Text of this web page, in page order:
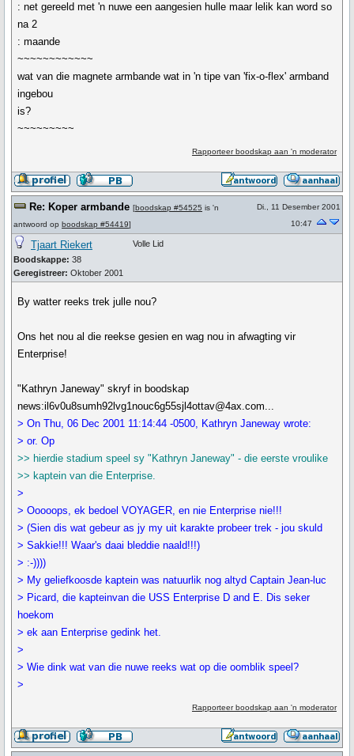
: net gereeld met 'n nuwe een aangesien hulle maar lelik kan word so
na 2
: maande
~~~~~~~~~~~~
wat van die magnete armbande wat in 'n tipe van 'fix-o-flex' armband
ingebou
is?
~~~~~~~~~
Rapporteer boodskap aan 'n moderator
Re: Koper armbande [boodskap #54525 is 'n
antwoord op boodskap #54419]
Di., 11 Desember 2001
10:47
Tjaart Riekert
Boodskappe: 38
Geregistreer: Oktober 2001
Volle Lid
By watter reeks trek julle nou?
Ons het nou al die reekse gesien en wag nou in afwagting vir
Enterprise!
"Kathryn Janeway" skryf in boodskap
news:il6v0u8sumh92lvg1nouc6g55sjl4ottav@4ax.com...
> On Thu, 06 Dec 2001 11:14:44 -0500, Kathryn Janeway wrote:
> or. Op
>> hierdie stadium speel sy "Kathryn Janeway" - die eerste vroulike
>> kaptein van die Enterprise.
>
> Ooooops, ek bedoel VOYAGER, en nie Enterprise nie!!!
> (Sien dis wat gebeur as jy my uit karakte probeer trek - jou skuld
> Sakkie!!! Waar's daai bleddie naald!!!)
> :-))))
> My geliefkoosde kaptein was natuurlik nog altyd Captain Jean-luc
> Picard, die kapteinvan die USS Enterprise D and E. Dis seker
hoekom
> ek aan Enterprise gedink het.
>
> Wie dink wat van die nuwe reeks wat op die oomblik speel?
>
Rapporteer boodskap aan 'n moderator